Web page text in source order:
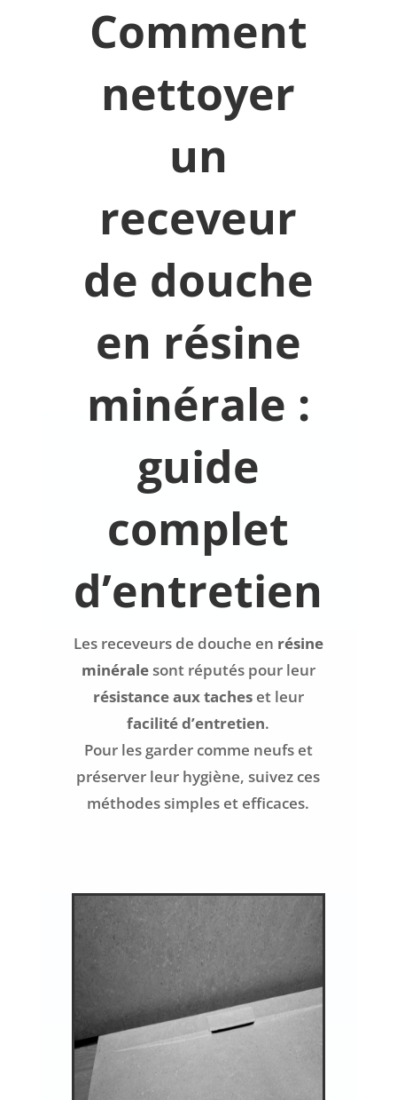
Comment
nettoyer
un
receveur
de douche
en résine
minérale :
guide
complet
d’entretien
Les receveurs de douche en résine
minéralesont réputés pour leur
résistance aux tacheset leur
facilité d’entretien.
Pour les garder comme neufs et
préserver leur hygiène, suivez ces
méthodes simples et efficaces.